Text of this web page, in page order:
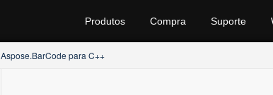
Produtos Compra Suporte
Aspose.BarCode para C++